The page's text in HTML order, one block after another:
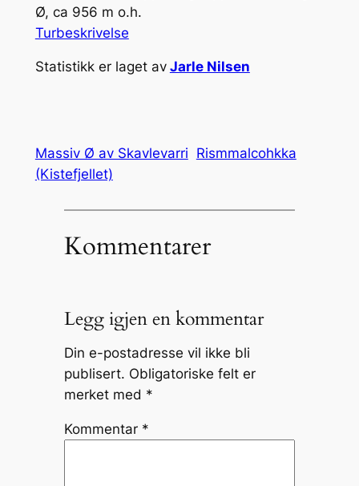
Ø, ca 956 m o.h.
Turbeskrivelse
Statistikk er laget av Jarle Nilsen
Massiv Ø av Skavlevarri Rismmalcohkka
(Kistefjellet)
Kommentarer
Legg igjen en kommentar
Din e-postadresse vil ikke bli
publisert. Obligatoriske felt er
merket med *
Kommentar *